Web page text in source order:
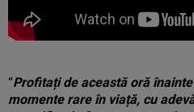
“Profitați de această oră
momente rare în viață, cu